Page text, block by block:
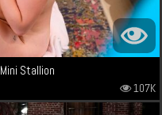
Mini Stallion
107K